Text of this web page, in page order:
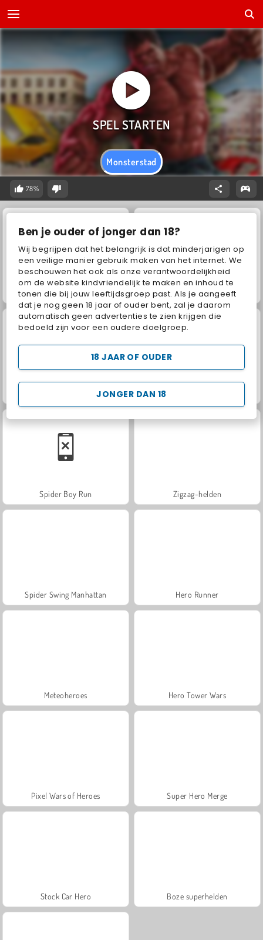
Ben je ouder of jonger dan 18?
Wij begrijpen dat het belangrijk is dat minderjarigen op
een veilige manier gebruik maken van het internet. We
beschouwen het ook als onze verantwoordelijkheid
om de website kindvriendelijk te maken en inhoud te
tonen die bij jouw leeftijdsgroep past. Als je aangeeft
dat je nog geen 18 jaar of ouder bent, zal je daarom
automatisch geen advertenties te zien krijgen die
bedoeld zijn voor een oudere doelgroep.
JONGER DAN 18
18 JAAR OF OUDER
Monsterstad
78%
Match Arena Multiplayer Superhero.io
Stick Warrior Hero Battles Shadow Fighters: Hero Duel
Spider Boy Run Zigzag-helden
Spider Swing Manhattan Hero Runner
Meteoheroes Hero Tower Wars
Pixel Wars of Heroes Super Hero Merge
Stock Car Hero Boze superhelden